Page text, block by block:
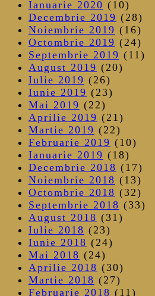
Ianuarie 2020 (10)
Decembrie 2019 (28)
Noiembrie 2019 (16)
Octombrie 2019 (24)
Septembrie 2019 (11)
August 2019 (20)
Iulie 2019 (26)
Iunie 2019 (23)
Mai 2019 (22)
Aprilie 2019 (21)
Martie 2019 (22)
Februarie 2019 (10)
Ianuarie 2019 (18)
Decembrie 2018 (17)
Noiembrie 2018 (13)
Octombrie 2018 (32)
Septembrie 2018 (33)
August 2018 (31)
Iulie 2018 (23)
Iunie 2018 (24)
Mai 2018 (24)
Aprilie 2018 (30)
Martie 2018 (27)
Februarie 2018 (11)